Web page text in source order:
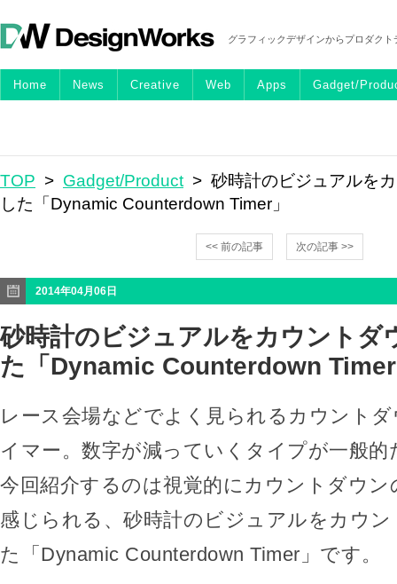
グラフィックデザインからプロダク
Home News Creative Web Apps Gadget/
TOP > Gadget/Product > 砂時計のビジュアルを
した「Dynamic Counterdown Timer」
<< 前の記事 次の記事 >>
2014年04月06日
砂時計のビジュアルをカウントダ
た「Dynamic Counterdown
レース会場などでよく見られるカウント
イマー。数字が減っていくタイプが一般
今回紹介するのは視覚的にカウントダウ
感じられる、砂時計のビジュアルをカウ
た「Dynamic Counterdown Timer」です。